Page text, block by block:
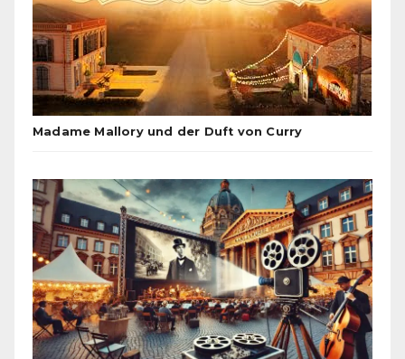
Madame Mallory und der Duft von Curry